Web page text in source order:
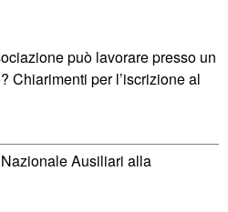
può lavorare presso un
Chiarimenti per l’iscrizione al
Ausiliari alla